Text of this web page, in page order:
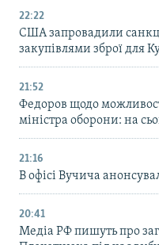
22:22
США запровадили
закупівлями зброї для
21:52
Федоров щодо
міністра оборони: на
21:16
В офісі Вучича
20:41
Медіа РФ пишуть про